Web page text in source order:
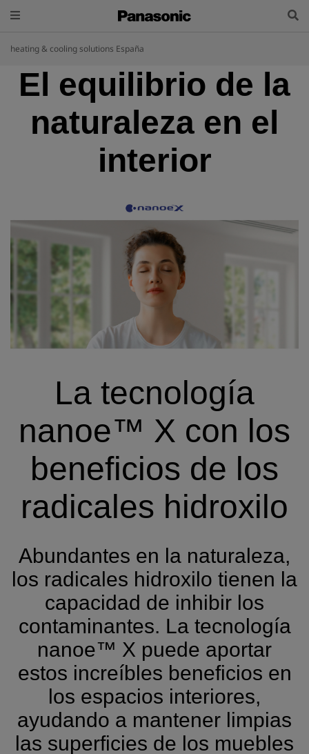
heating & cooling solutions España
El equilibrio de la
naturaleza en el
interior
La tecnología
nanoe™ X con los
beneficios de los
radicales hidroxilo
Abundantes en la naturaleza,
los radicales hidroxilo tienen la
capacidad de inhibir los
contaminantes. La tecnología
nanoe™ X puede aportar
estos increíbles beneficios en
los espacios interiores,
ayudando a mantener limpias
las superficies de los muebles